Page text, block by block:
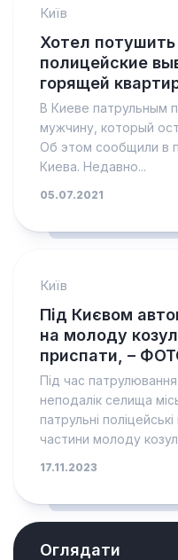
Київ
Хотел
полицейские
горящей
В Киеве патрульным
мужчину, который
Об этом сообщили в
Киева. Недавно...
05.07.2021
Київ
Під Києвом
на молоду
приспати, –
Під час патрулювання
неподалік селища
патрульні
частини молоду
17.11.2023
Оглядати